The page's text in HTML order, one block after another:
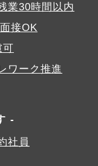
業30時間以内
接OK
可
ワーク推進
社員